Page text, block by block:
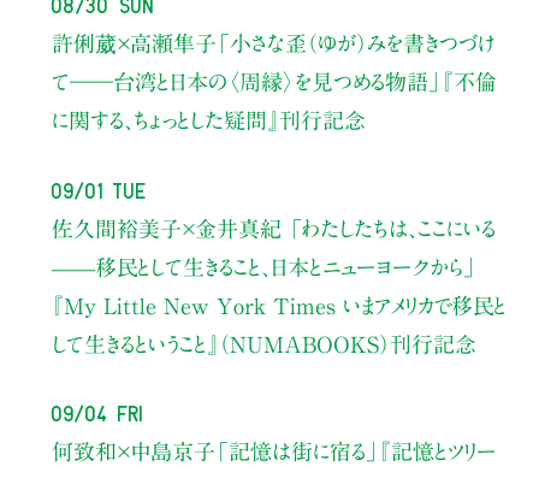
許俐葳×高瀬隼子 「小さな歪（ゆが）みを書きつづけ
て――台湾と日本の〈周縁〉を見つめる物語」
『不倫
に関する、ちょっとした疑問』刊行記念
09/01 Tue
佐久間裕美子×金井真紀 「わたしたちは、ここにいる
——移民として生きること、日本とニューヨークから」
『My Little New York Times いまアメリカで移民と
して生きるということ』（NUMABOOKS）刊行記念
09/04 Fri
何致和×中島京子 「記憶は街に宿る」
『記憶とツリー